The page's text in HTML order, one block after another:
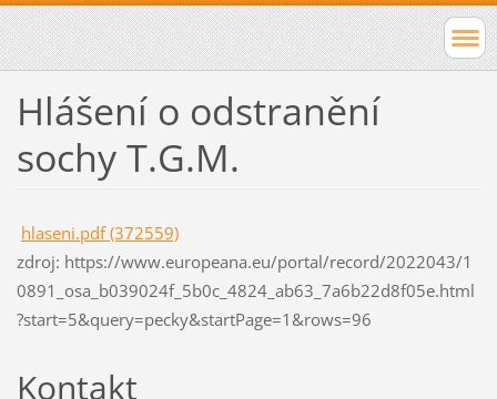
Hlášení o odstranění
sochy T.G.M.
hlaseni.pdf (372559)
zdroj: https://www.europeana.eu/portal/record/2022043/1
0891_osa_b039024f_5b0c_4824_ab63_7a6b22d8f05e.html
?start=5&query=pecky&startPage=1&rows=96
Kontakt